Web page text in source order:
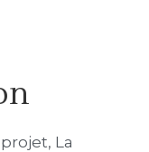
La